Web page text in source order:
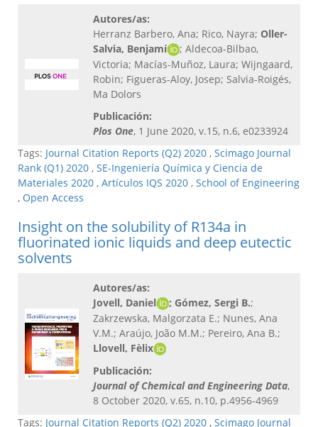
Autores/as:
Herranz Barbero, Ana; Rico, Nayra; Oller-
Salvia, Benjamí
; Aldecoa-Bilbao,
Victoria; Macías-Muñoz, Laura; Wijngaard,
Robin; Figueras-Aloy, Josep; Salvia-Roigés,
Ma Dolors
Publicación:
Plos One, 1 June 2020, v.15, n.6, e0233924
Tags: Journal Citation Reports (Q2) 2020 , Scimago Journal
Rank (Q1) 2020 , SE-Ingeniería Química y Ciencia de
Materiales 2020 , Artículos IQS 2020 , School of Engineering
, Open Access
Insight on the solubility of R134a in
fluorinated ionic liquids and deep eutectic
solvents
Autores/as:
Jovell, Daniel
; Gómez, Sergi B.;
Zakrzewska, Malgorzata E.; Nunes, Ana
V.M.; Araújo, João M.M.; Pereiro, Ana B.;
Llovell, Fèlix
Publicación:
Journal of Chemical and Engineering Data,
8 October 2020, v.65, n.10, p.4956-4969
Tags: Journal Citation Reports (Q2) 2020 , Scimago Journal